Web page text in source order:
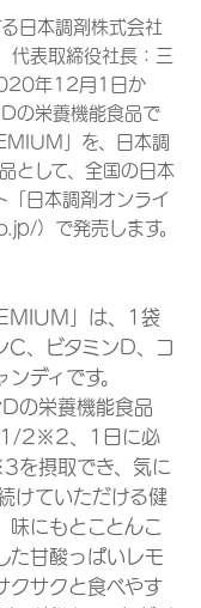
日本調剤株式会社
代表取締役社長：三
年12月1日か
の栄養機能食品で
」を、日本調
として、全国の日本
「日本調剤オンライ
）で発売します。
」は、1袋
、ビタミンD、コ
ディです。
の栄養機能食品
1/2※2、1日に必
を摂取でき、気に
けていただける健
味にもとことんこ
た甘酸っぱいレモ
クサクと食べやす